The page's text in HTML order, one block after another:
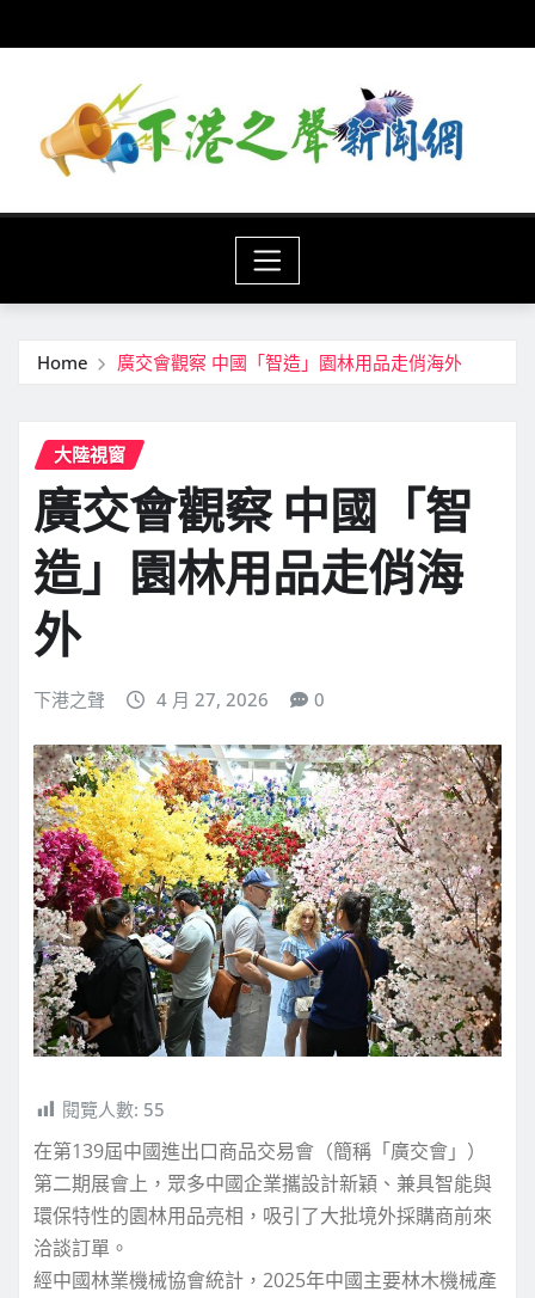
to
Home 廣交會觀察 中國「智造」園林用品走俏海外
大陸視窗
廣交會觀察 中國「智
造」園林用品走俏海
外
下港之聲 4 月 27, 2026 0
閱覽人數: 55
在第139屆中國進出口商品交易會（簡稱「廣交會」）
第二期展會上，眾多中國企業攜設計新穎、兼具智能與
環保特性的園林用品亮相，吸引了大批境外採購商前來
洽談訂單。
經中國林業機械協會統計，2025年中國主要林木機械產